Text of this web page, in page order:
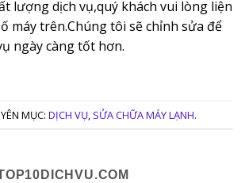
lượng dịch vụ,quý khách vui lòng liện
máy trên.Chúng tôi sẽ chỉnh sửa để
ngày càng tốt hơn.
MỤC: DỊCH VỤ, SỬA CHỮA MÁY LẠNH.